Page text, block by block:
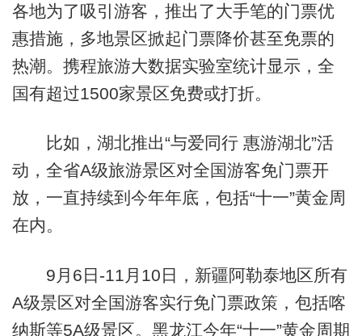
各地为了吸引游客，推出了大手笔的门票优
惠措施，多地景区掀起门票降价甚至免票的
热潮。携程旅游大数据实验室统计显示，全
国有超过1500家景区免费或打折。
比如，湖北推出“与爱同行 惠游湖北”活
动，全省A级旅游景区对全国游客免门票开
放，一直持续到今年年底，包括“十一”黄金周
在内。
9月6日-11月10日，新疆阿勒泰地区所有
A级景区对全国游客实行免门票政策，包括喀
纳斯等5A级景区。黑龙江今年“十一”黄金周期